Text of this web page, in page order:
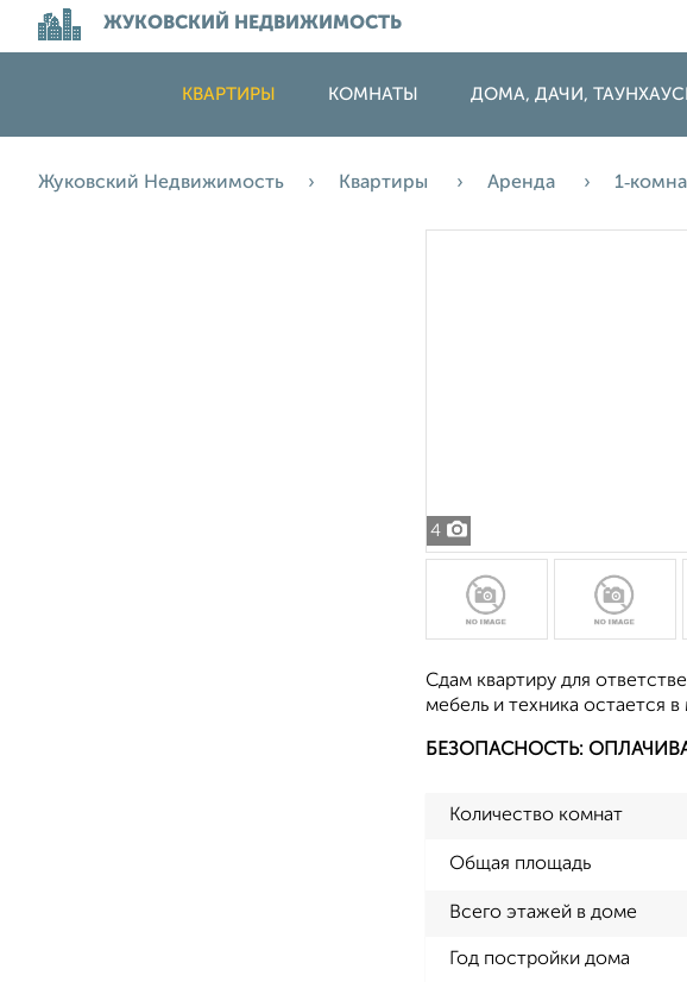
ЖУКОВСКИЙ НЕДВИЖИМОСТЬ
КВАРТИРЫ КОМНАТЫ ДОМА, ДАЧИ,
Жуковский Недвижимость Квартиры Аренда
4
Сдам квартиру для
мебель и техника остается
БЕЗОПАСНОСТЬ:
Количество комнат
Общая площадь
Всего этажей в доме
Год постройки дома